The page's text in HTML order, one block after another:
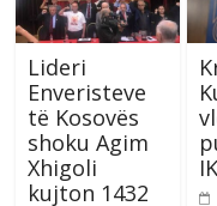
Lideri
Enveristeve
të Kosovës
shoku Agim
Xhigoli
kujton 1432